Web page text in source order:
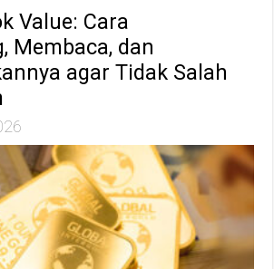
Value: Cara
Membaca, dan
agar Tidak Salah